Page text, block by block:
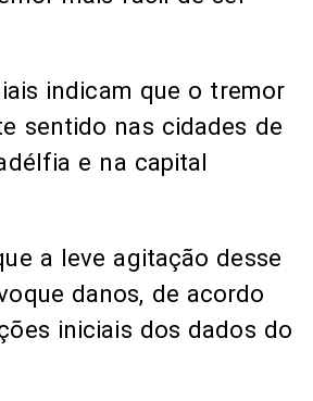
indicam que o tremor
sentido nas cidades de
e na capital
a leve agitação desse
danos, de acordo
iniciais dos dados do